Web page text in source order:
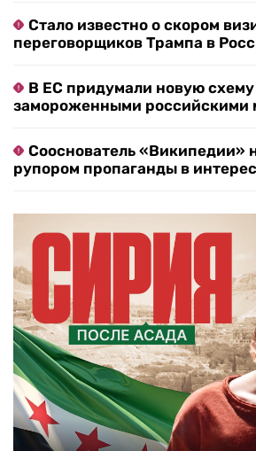
Стало известно о скором
переговорщиков Трампа в
В ЕС придумали новую схему
замороженными российскими
Сооснователь «Википедии»
рупором пропаганды в